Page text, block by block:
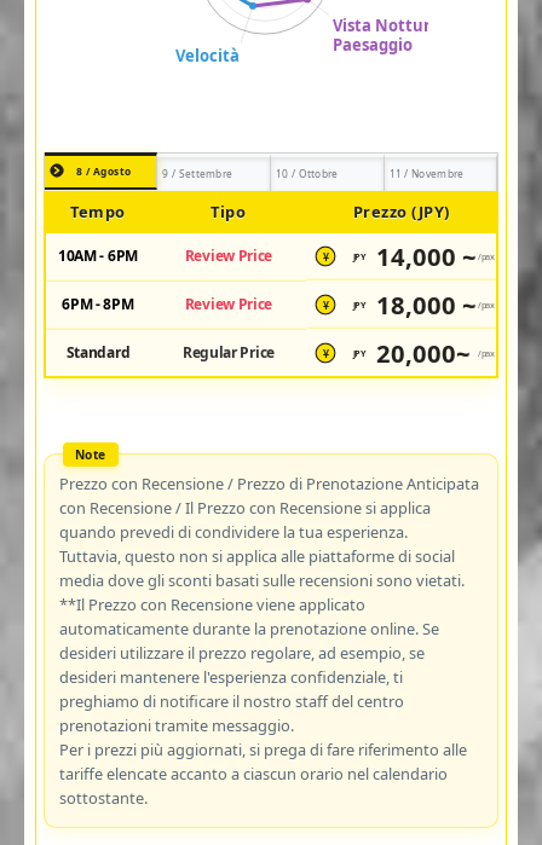
8 / Agosto 9 / Settembre 10 / Ottobre 11 / Novembre
Tempo Tipo Prezzo (JPY)
10AM - 6PM Review Price ¥ JPY 14,000 ~ /pax
6PM - 8PM Review Price ¥ JPY 18,000 ~ /pax
Standard Regular Price ¥ JPY 20,000~ /pax
Prezzo con Recensione / Prezzo di Prenotazione Anticipata
con Recensione / Il Prezzo con Recensione si applica
quando prevedi di condividere la tua esperienza.
Tuttavia, questo non si applica alle piattaforme di social
media dove gli sconti basati sulle recensioni sono vietati.
**Il Prezzo con Recensione viene applicato
automaticamente durante la prenotazione online. Se
desideri utilizzare il prezzo regolare, ad esempio, se
desideri mantenere l'esperienza confidenziale, ti
preghiamo di notificare il nostro staff del centro
prenotazioni tramite messaggio.
Per i prezzi più aggiornati, si prega di fare riferimento alle
tariffe elencate accanto a ciascun orario nel calendario
sottostante.